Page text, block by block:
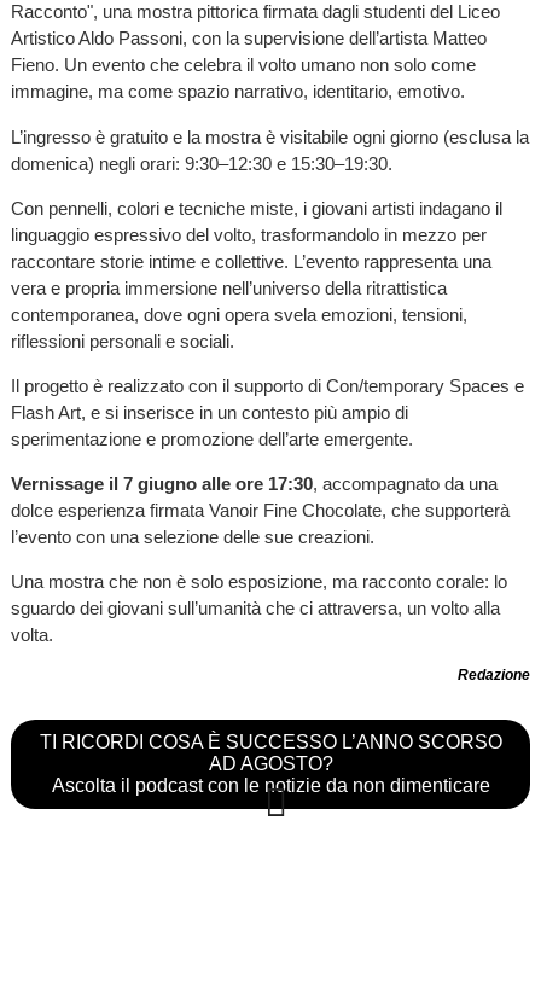
Racconto", una mostra pittorica firmata dagli studenti del Liceo
Artistico Aldo Passoni, con la supervisione dell’artista Matteo
Fieno. Un evento che celebra il volto umano non solo come
immagine, ma come spazio narrativo, identitario, emotivo.
L’ingresso è gratuito e la mostra è visitabile ogni giorno (esclusa la
domenica) negli orari: 9:30–12:30 e 15:30–19:30.
Con pennelli, colori e tecniche miste, i giovani artisti indagano il
linguaggio espressivo del volto, trasformandolo in mezzo per
raccontare storie intime e collettive. L’evento rappresenta una
vera e propria immersione nell’universo della ritrattistica
contemporanea, dove ogni opera svela emozioni, tensioni,
riflessioni personali e sociali.
Il progetto è realizzato con il supporto di Con/temporary Spaces e
Flash Art, e si inserisce in un contesto più ampio di
sperimentazione e promozione dell’arte emergente.
Vernissage il 7 giugno alle ore 17:30, accompagnato da una
dolce esperienza firmata Vanoir Fine Chocolate, che supporterà
l’evento con una selezione delle sue creazioni.
Una mostra che non è solo esposizione, ma racconto corale: lo
sguardo dei giovani sull’umanità che ci attraversa, un volto alla
volta.
Redazione
TI RICORDI COSA È SUCCESSO L’ANNO SCORSO
AD AGOSTO?
Ascolta il podcast con le notizie da non dimenticare